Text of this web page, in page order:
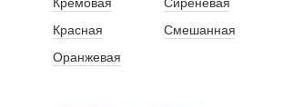
Красная
Смешанная
Оранжевая